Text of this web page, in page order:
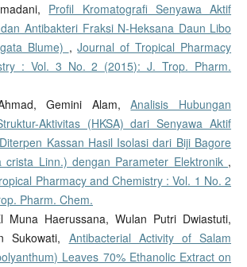
Profil Kromatografi Senyawa Aktif
Antibakteri Fraksi N-Heksana Daun Libo
Blume) ,Journal of Tropical Pharmacy
: Vol. 3 No. 2 (2015): J. Trop. Pharm.
Gemini Alam,Analisis Hubungan
Aktivitas (HKSA) dari Senyawa Aktif
Kassan Hasil Isolasi dari Biji Bagore
crista Linn.) dengan Parameter Elektronik ,
Pharmacy and Chemistry : Vol. 1 No. 2
Pharm. Chem.
Muna Haerussana, Wulan Putri Dwiastuti,
Sukowati, Antibacterial Activity of Salam
Leaves 70% Ethanolic Extract on